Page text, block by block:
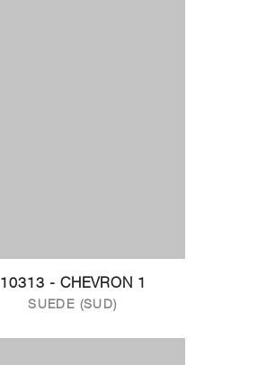
10313 - CHEVRON 1
SUEDE (SUD)